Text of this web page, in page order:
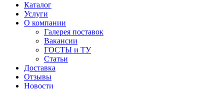
Каталог
Услуги
О компании
Галерея поставок
Вакансии
ГОСТЫ и ТУ
Статьи
Доставка
Отзывы
Новости